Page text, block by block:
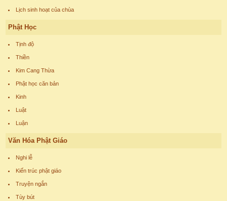
Lịch sinh hoạt của chùa
Phật Học
Tịnh độ
Thiền
Kim Cang Thừa
Phật học căn bản
Kinh
Luật
Luận
Văn Hóa Phật Giáo
Nghi lễ
Kiến trúc phật giáo
Truyện ngắn
Tùy bút